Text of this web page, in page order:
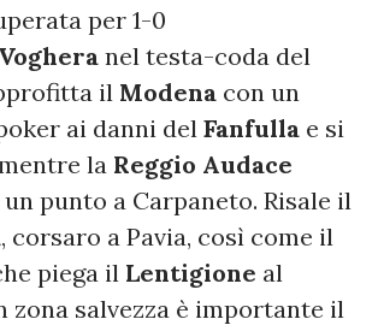
per 1-0
nel testa-coda del
il Modena con un
ai danni del Fanfulla e si
la Reggio Audace
punto a Carpaneto. Risale il
, corsaro a Pavia, così come il
piega il Lentigione al
zona salvezza è importante il